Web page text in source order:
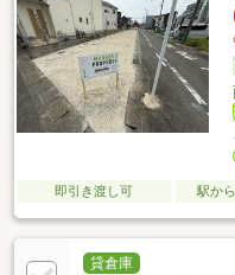
即引き渡し可 駅か
貸倉庫